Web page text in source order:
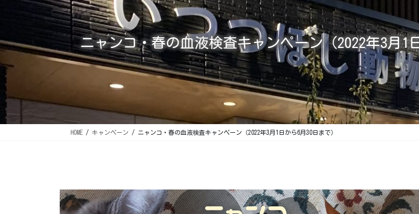
ニャンコ・春の血液検査キャンペーン（2022年3月1
HOME キャンペーン ニャンコ・春の血液検査キャンペーン（2022年3月1日から6月30日まで）